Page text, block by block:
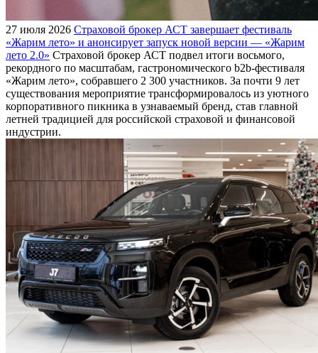
27 июля 2026 Страховой брокер АСТ завершает фестиваль
«Жарим лето» и анонсирует запуск новой версии — «Жарим
лето 2.0» Страховой брокер АСТ подвел итоги восьмого,
рекордного по масштабам, гастрономического b2b-фестиваля
«Жарим лето», собравшего 2 300 участников. За почти 9 лет
существования мероприятие трансформировалось из уютного
корпоративного пикника в узнаваемый бренд, став главной
летней традицией для российской страховой и финансовой
индустрии.